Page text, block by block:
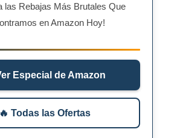
las Rebajas Más Brutales Que
en Amazon Hoy!
Especial de Amazon
🔥 Todas las Ofertas